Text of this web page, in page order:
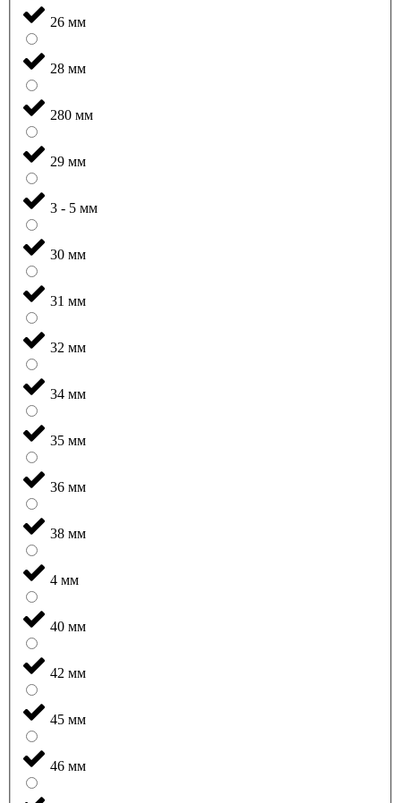
26 мм
28 мм
280 мм
29 мм
3 - 5 мм
30 мм
31 мм
32 мм
34 мм
35 мм
36 мм
38 мм
4 мм
40 мм
42 мм
45 мм
46 мм